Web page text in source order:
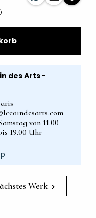
des Arts -
von 11.00
19.00 Uhr
Werk